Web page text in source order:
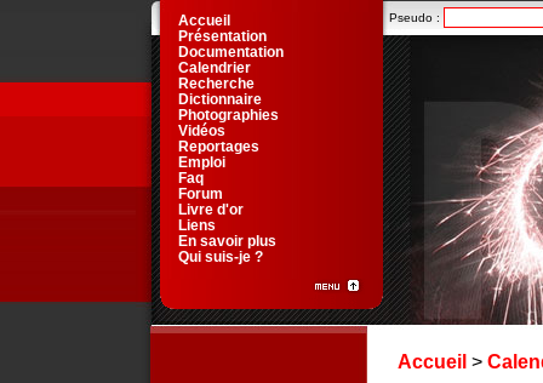
Accueil >
Pseudo :
Accueil
Présentation
Documentation
Calendrier
Recherche
Dictionnaire
Photographies
Vidéos
Reportages
Emploi
Faq
Forum
Livre d'or
Liens
En savoir plus
Qui suis-je ?